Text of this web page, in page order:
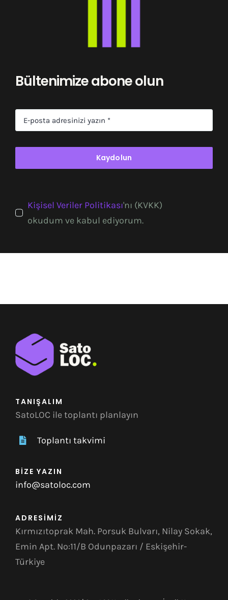
Bültenimize abone olun
Kaydolun
Kişisel Veriler Politikası'nı (KVKK)
okudum ve kabul ediyorum.
TANIŞALIM
SatoLOC ile toplantı planlayın
Toplantı takvimi
BİZE YAZIN
info@satoloc.com
ADRESİMİZ
Kırmızıtoprak Mah. Porsuk Bulvarı, Nilay Sokak,
Emin Apt. No:11/B Odunpazarı / Eskişehir-
Türkiye